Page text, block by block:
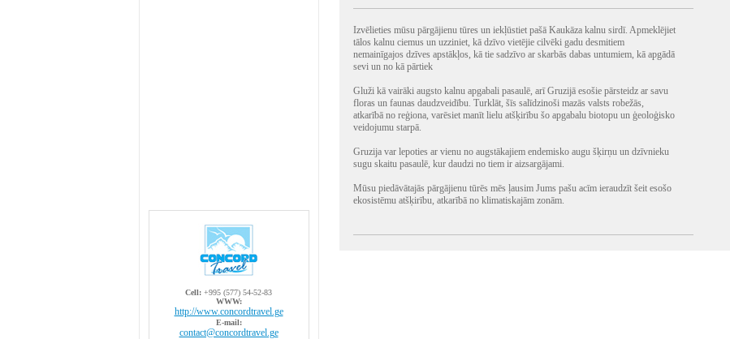
Cell: +995 (577) 54-52-83
WWW:
http://www.concordtravel.ge
E-mail:
contact@concordtravel.ge
Izvēlieties mūsu pārgājienu tūres un iekļūstiet pašā Kaukāza kalnu sirdī. Apmeklējiet
tālos kalnu ciemus un uzziniet, kā dzīvo vietējie cilvēki gadu desmitiem
nemainīgajos dzīves apstākļos, kā tie sadzīvo ar skarbās dabas untumiem, kā apgādā
sevi un no kā pārtiek
Gluži kā vairāki augsto kalnu apgabali pasaulē, arī Gruzijā esošie pārsteidz ar savu
floras un faunas daudzveidību. Turklāt, šīs salīdzinoši mazās valsts robežās,
atkarībā no reģiona, varēsiet manīt lielu atšķirību šo apgabalu biotopu un ģeoloģisko
veidojumu starpā.
Gruzija var lepoties ar vienu no augstākajiem endemisko augu šķirņu un dzīvnieku
sugu skaitu pasaulē, kur daudzi no tiem ir aizsargājami.
Mūsu piedāvātajās pārgājienu tūrēs mēs ļausim Jums pašu acīm ieraudzīt šeit esošo
ekosistēmu atšķirību, atkarībā no klimatiskajām zonām.